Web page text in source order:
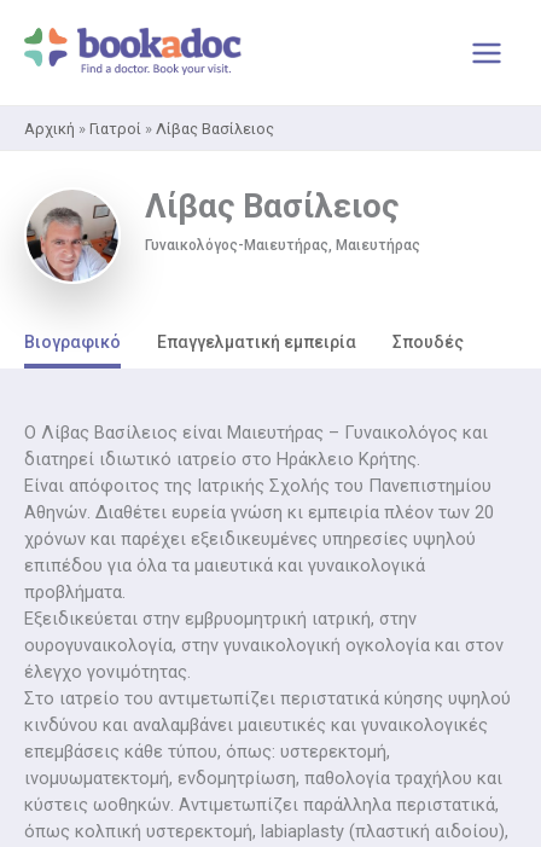
στο
περιεχόμενο
Αρχική » Γιατροί » Λίβας Βασίλειος
Λίβας Βασίλειος
Γυναικολόγος-Μαιευτήρας, Μαιευτήρας
Βιογραφικό Επαγγελματική εμπειρία Σπουδές
Ο Λίβας Βασίλειος είναι Μαιευτήρας – Γυναικολόγος και
διατηρεί ιδιωτικό ιατρείο στο Ηράκλειο Κρήτης.
Είναι απόφοιτος της Ιατρικής Σχολής του Πανεπιστημίου
Αθηνών. Διαθέτει ευρεία γνώση κι εμπειρία πλέον των 20
χρόνων και παρέχει εξειδικευμένες υπηρεσίες υψηλού
επιπέδου για όλα τα μαιευτικά και γυναικολογικά
προβλήματα.
Εξειδικεύεται στην εμβρυομητρική ιατρική, στην
ουρογυναικολογία, στην γυναικολογική ογκολογία και στον
έλεγχο γονιμότητας.
Στο ιατρείο του αντιμετωπίζει περιστατικά κύησης υψηλού
κινδύνου και αναλαμβάνει μαιευτικές και γυναικολογικές
επεμβάσεις κάθε τύπου, όπως: υστερεκτομή,
ινομυωματεκτομή, ενδομητρίωση, παθολογία τραχήλου και
κύστεις ωοθηκών. Αντιμετωπίζει παράλληλα περιστατικά,
όπως κολπική υστερεκτομή, labiaplasty (πλαστική αιδοίου),